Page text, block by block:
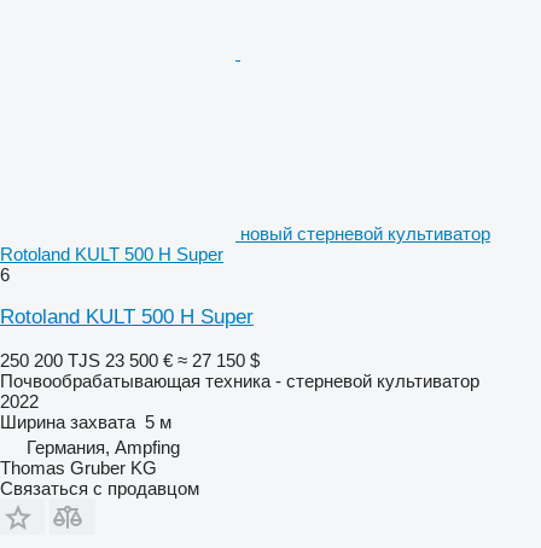
новый стерневой культиватор
Rotoland KULT 500 H Super
6
Rotoland KULT 500 H Super
250 200 TJS 23 500 € ≈ 27 150 $
Почвообрабатывающая техника - стерневой культиватор
2022
Ширина захвата 5 м
Германия, Ampfing
Thomas Gruber KG
Связаться с продавцом